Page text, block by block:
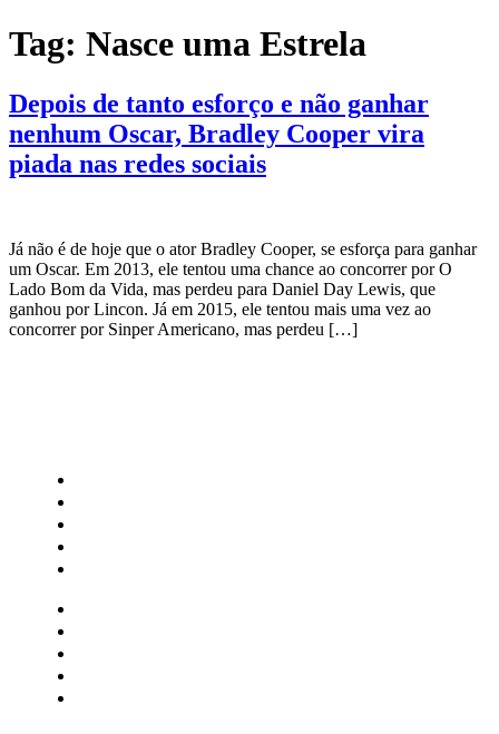
Tag: Nasce uma Estrela
Depois de tanto esforço e não ganhar
nenhum Oscar, Bradley Cooper vira
piada nas redes sociais
Já não é de hoje que o ator Bradley Cooper, se esforça para ganhar
um Oscar. Em 2013, ele tentou uma chance ao concorrer por O
Lado Bom da Vida, mas perdeu para Daniel Day Lewis, que
ganhou por Lincon. Já em 2015, ele tentou mais uma vez ao
concorrer por Sinper Americano, mas perdeu […]